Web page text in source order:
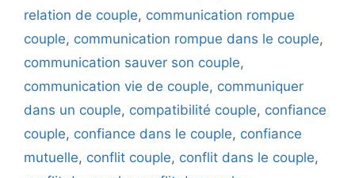
relation de couple, communication rompue
couple, communication rompue dans le couple,
communication sauver son couple,
communication vie de couple, communiquer
dans un couple, compatibilité couple, confiance
couple, confiance dans le couple, confiance
mutuelle, conflit couple, conflit dans le couple,